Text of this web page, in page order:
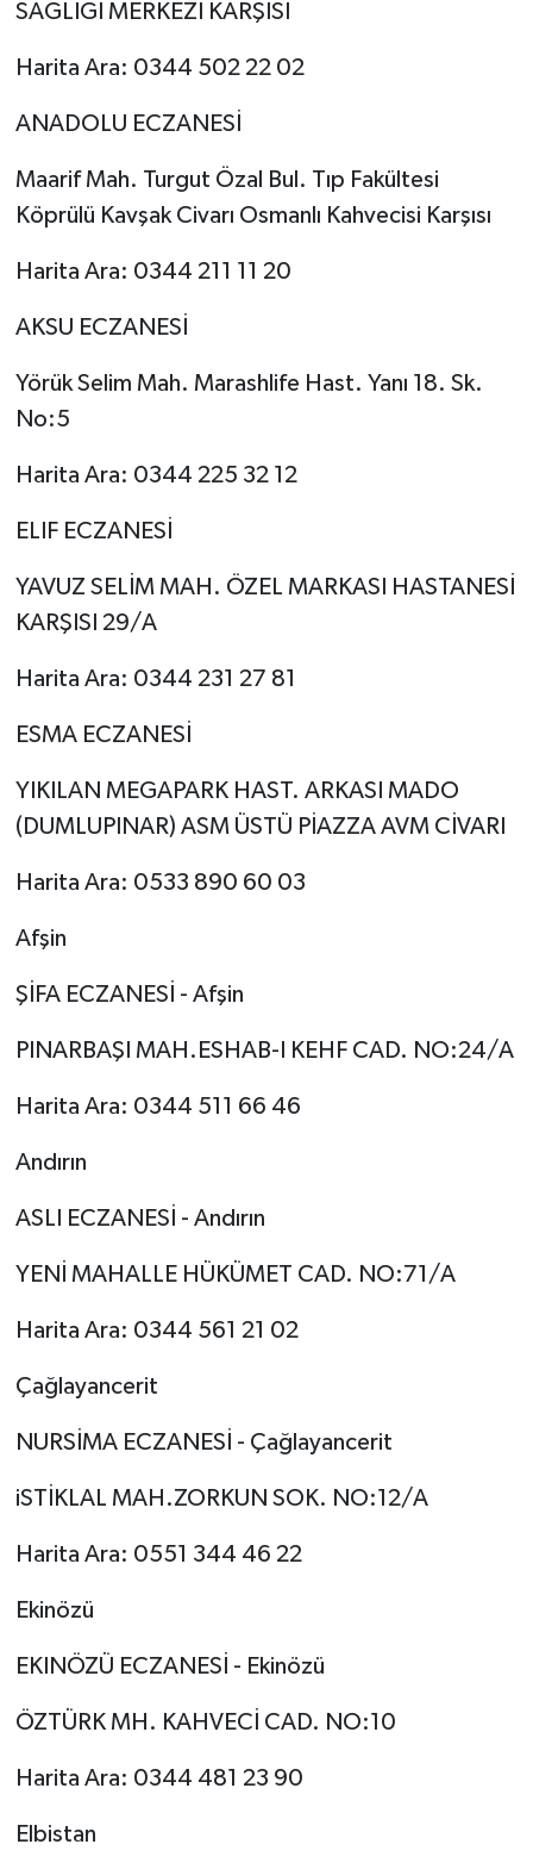
SAĞLIĞI MERKEZİ KARŞISI
Harita Ara: 0344 502 22 02
ANADOLU ECZANESİ
Maarif Mah. Turgut Özal Bul. Tıp Fakültesi
Köprülü Kavşak Civarı Osmanlı Kahvecisi Karşısı
Harita Ara: 0344 211 11 20
AKSU ECZANESİ
Yörük Selim Mah. Marashlife Hast. Yanı 18. Sk.
No:5
Harita Ara: 0344 225 32 12
ELIF ECZANESİ
YAVUZ SELİM MAH. ÖZEL MARKASI HASTANESİ
KARŞISI 29/A
Harita Ara: 0344 231 27 81
ESMA ECZANESİ
YIKILAN MEGAPARK HAST. ARKASI MADO
(DUMLUPINAR) ASM ÜSTÜ PİAZZA AVM CİVARI
Harita Ara: 0533 890 60 03
Afşin
ŞİFA ECZANESİ - Afşin
PINARBAŞI MAH.ESHAB-I KEHF CAD. NO:24/A
Harita Ara: 0344 511 66 46
Andırın
ASLI ECZANESİ - Andırın
YENİ MAHALLE HÜKÜMET CAD. NO:71/A
Harita Ara: 0344 561 21 02
Çağlayancerit
NURSİMA ECZANESİ - Çağlayancerit
iSTİKLAL MAH.ZORKUN SOK. NO:12/A
Harita Ara: 0551 344 46 22
Ekinözü
EKINÖZÜ ECZANESİ - Ekinözü
ÖZTÜRK MH. KAHVECİ CAD. NO:10
Harita Ara: 0344 481 23 90
Elbistan